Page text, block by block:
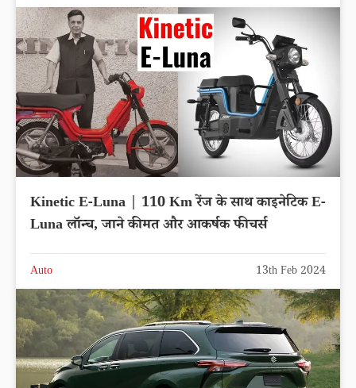
Kinetic E-Luna | 110 Km रेंज के साथ काइनेटिक E-
Luna लॉन्च, जाने कीमत और आकर्षक फीचर्स
Auto 13th Feb 2024